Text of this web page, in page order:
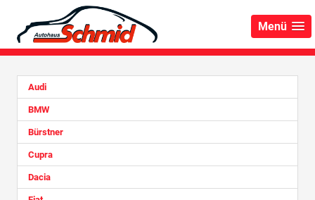
Menü
Audi
BMW
Bürstner
Cupra
Dacia